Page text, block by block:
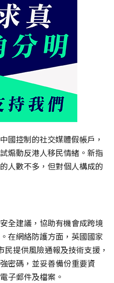
國控制的社交媒體假帳戶，
煽動反港人移民情緒。新指
人數不多，但對個人構成的
全建議，協助有機會成跨境
在網絡防護方面，英國國家
提供風險通報及技術支援，
密碼，並妥善備份重要資
子郵件及檔案。